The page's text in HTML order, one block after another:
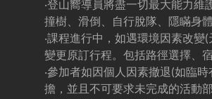
‧登山嚮導員將盡一切最大能力維
撞樹、滑倒、自行脫隊、隱瞞身
‧課程進行中，如遇環境因素改
變更原訂行程。包括路徑選擇、
‧參加者如因個人因素撤退(如臨
擔，並且不可要求未完成的活動